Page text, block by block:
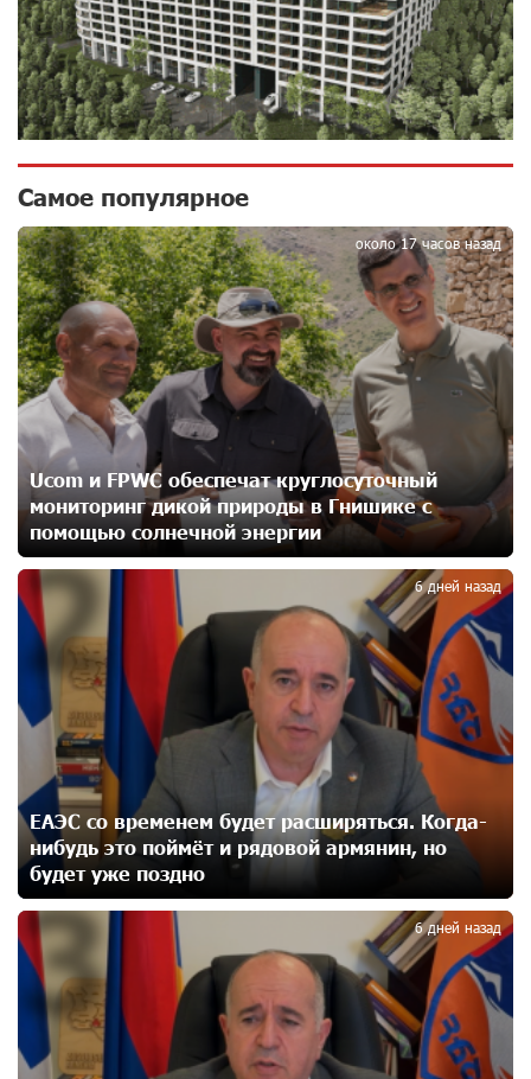
установлена солнечная электростанция мощностью
15 кВт
14 дней назад
Новые финансовые навыки на «Давидбекских
14 дней назад
Кругом война. А вас вводят в заблуждение. Аршак
Карапетян
16 дней назад
Центр продаж и обслуживания Ucom в Егварде
возобновил работу по новому адресу — ул.
Ереванян, 3/47
До 25% idcoin-ов при покупке авиабилетов Flyone:
Idram&IDBank
Ucom и Microsoft Innovation Center помогают
школьникам развивать навыки кибербезопасности
20 дней назад
При поддержке Ucom в Шенаване установлена
солнечная станция мощностью 10 кВт
21 дней назад
Юнибанк разыграет поездку в Италию среди новых
держателей карт Mastercard World «Travel»
22 дней назад
Москва–Баку: есть разногласия, но связи
сохраняются. А мы что делаем?
23 дней назад
Самое популярное
Ucom и FPWC обеспечат круглосуточный
мониторинг дикой природы в Гнишике с
помощью солнечной энергии
около 17 часов назад
1
ЕАЭС со временем будет расширяться. Когда-
нибудь это поймёт и рядовой армянин, но
будет уже поздно
6 дней назад
2
6 дней назад
3